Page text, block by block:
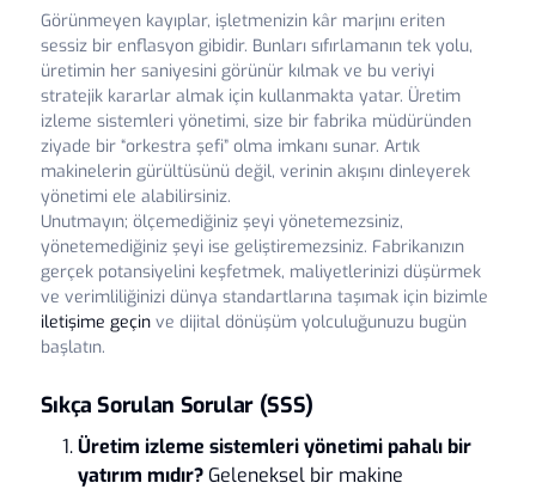
Görünmeyen kayıplar, işletmenizin kâr marjını eriten
sessiz bir enflasyon gibidir. Bunları sıfırlamanın tek yolu,
üretimin her saniyesini görünür kılmak ve bu veriyi
stratejik kararlar almak için kullanmakta yatar. Üretim
izleme sistemleri yönetimi, size bir fabrika müdüründen
ziyade bir “orkestra şefi” olma imkanı sunar. Artık
makinelerin gürültüsünü değil, verinin akışını dinleyerek
yönetimi ele alabilirsiniz.
Unutmayın; ölçemediğiniz şeyi yönetemezsiniz,
yönetemediğiniz şeyi ise geliştiremezsiniz. Fabrikanızın
gerçek potansiyelini keşfetmek, maliyetlerinizi düşürmek
ve verimliliğinizi dünya standartlarına taşımak için bizimle
iletişime geçinve dijital dönüşüm yolculuğunuzu bugün
başlatın.
Sıkça Sorulan Sorular (SSS)
Üretim izleme sistemleri yönetimi pahalı bir
yatırım mıdır?Geleneksel bir makine